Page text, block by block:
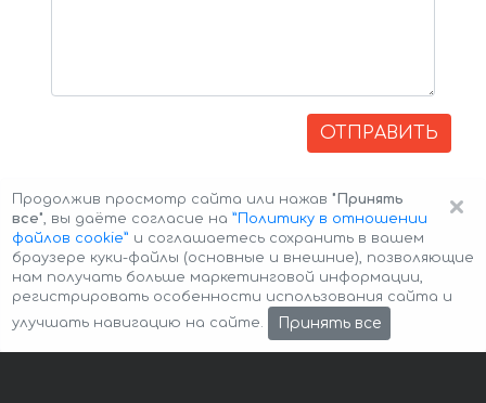
ОТПРАВИТЬ
Авторские права © 2026 Авто-Аренда Cookie Policy
×
Продолжив просмотр сайта или нажав "Принять
все", вы даёте согласие на ”Политику в отношении
файлов cookie” и соглашаетесь сохранить в вашем
браузере куки-файлы (основные и внешние), позволяющие
нам получать больше маркетинговой информации,
регистрировать особенности использования сайта и
улучшать навигацию на сайте.
Принять все